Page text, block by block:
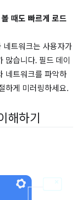
때도 빠르게 로드
네트워크는 사용자가
많습니다. 필드 데이
네트워크를 파악하
하게 미러링하세요.
해하기